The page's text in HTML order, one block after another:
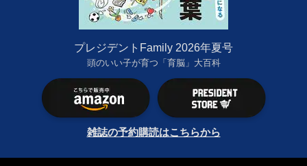
プレジデントFamily 2026年夏号
頭のいい子が育つ「育脳」大百科
雑誌の予約購読はこちらから